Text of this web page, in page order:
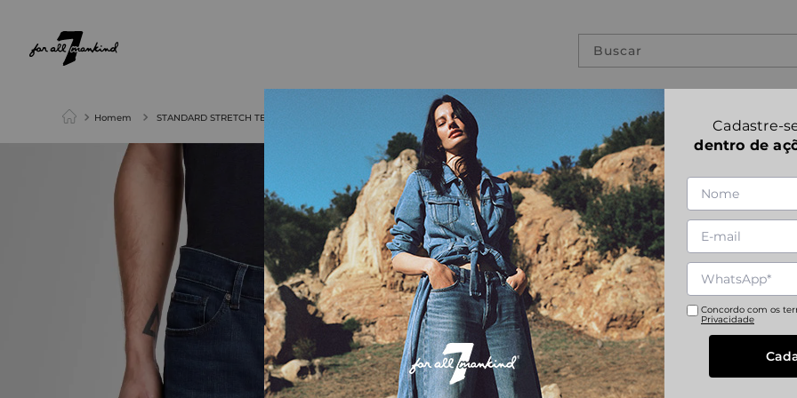
Buscar
Homem STANDARD STRETCH TEK COMMA
1|5 STANDARD
Referência JSMNC420TC
28 30 31
Cadastre-
dentro de
Concordo com os
Privacidade